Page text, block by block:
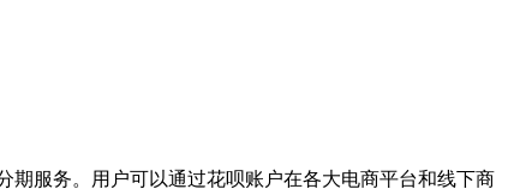
服务。用户可以通过花呗账户在各大电商平台和线下商